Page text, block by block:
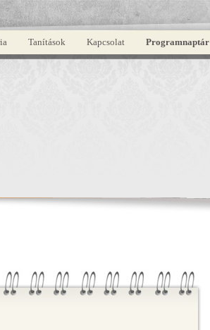
Tanítások Kapcsolat Programnaptár